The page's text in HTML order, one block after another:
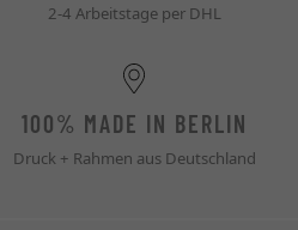
2-4 Arbeitstage per DHL
100% MADE IN BERLIN
Druck + Rahmen aus Deutschland